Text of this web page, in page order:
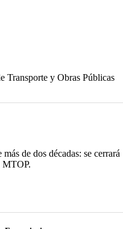
Transporte y Obras Públicas
de dos décadas: se cerrará
MTOP.